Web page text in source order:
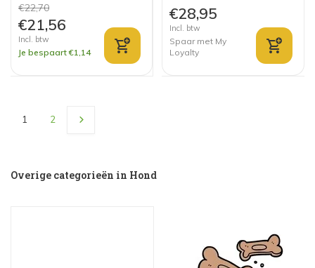
€22,70
€21,56
Incl. btw
Je bespaart €1,14
€28,95
Incl. btw
Spaar met My
Loyalty
1 2
Overige categorieën in Hond